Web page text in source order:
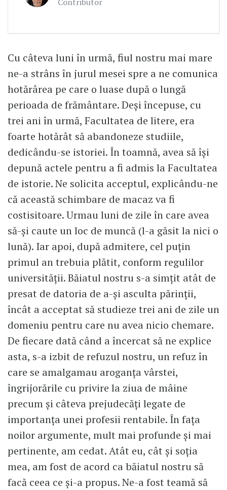
Cu câteva luni în urmă, fiul nostru mai mare
ne-a strâns în jurul mesei spre a ne comunica
hotărârea pe care o luase după o lungă
perioada de frământare. Deși începuse, cu
trei ani în urmă, Facultatea de litere, era
foarte hotărât să abandoneze studiile,
dedicându-se istoriei. În toamnă, avea să își
depună actele pentru a fi admis la Facultatea
de istorie. Ne solicita acceptul, explicându-ne
că această schimbare de macaz va fi
costisitoare. Urmau luni de zile în care avea
să-și caute un loc de muncă (l-a găsit la nici o
lună). Iar apoi, după admitere, cel puțin
primul an trebuia plătit, conform regulilor
universității. Băiatul nostru s-a simțit atât de
presat de datoria de a-și asculta părinții,
încât a acceptat să studieze trei ani de zile un
domeniu pentru care nu avea nicio chemare.
De fiecare dată când a încercat să ne explice
asta, s-a izbit de refuzul nostru, un refuz în
care se amalgamau aroganța vârstei,
îngrijorările cu privire la ziua de mâine
precum și câteva prejudecăți legate de
importanța unei profesii rentabile. În fața
noilor argumente, mult mai profunde și mai
pertinente, am cedat. Atât eu, cât și soția
mea, am fost de acord ca băiatul nostru să
facă ceea ce și-a propus. Ne-a fost teamă să